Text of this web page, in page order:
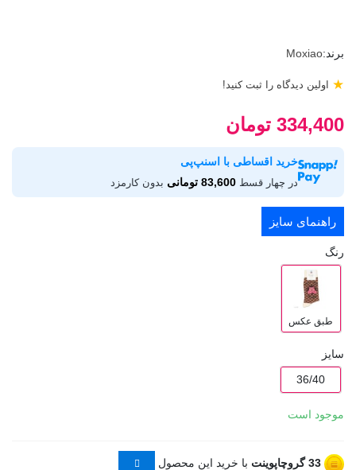
برند:Moxiao
اولین دیدگاه را ثبت کنید! ★
334,400 تومان
خرید اقساطی با اسنپ‌پی
در چهار قسط 83,600 تومانی بدون کارمزد
راهنمای سایز
رنگ
طبق عکس
سایز
36/40
موجود است
33گروچاپوینت با خرید این محصول